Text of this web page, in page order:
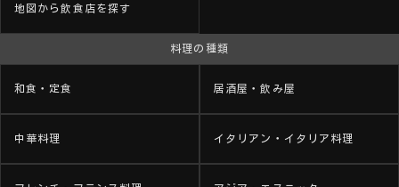
地図から飲食店を探す
料理の種類
和食・定食 居酒屋・飲み屋
中華料理 イタリアン・イタリア料理